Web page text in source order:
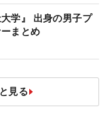
大学』 出身の男子プ
まとめ
見る